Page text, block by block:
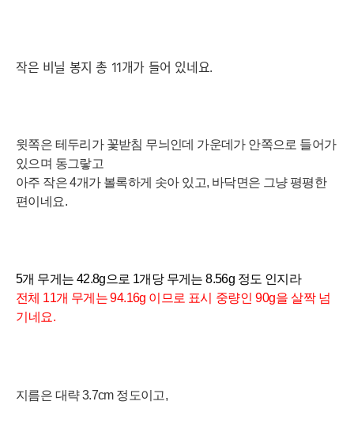
작은 비닐 봉지 총 11개가 들어 있네요.
윗쪽은 테두리가 꽃받침 무늬인데 가운데가 안쪽으로 들어가
있으며 동그랗고
아주 작은 4개가 볼록하게 솟아 있고, 바닥면은 그냥 평평한
편이네요.
5개 무게는 42.8g으로 1개당 무게는 8.56g 정도 인지라
전체 11개 무게는 94.16g 이므로 표시 중량인 90g을 살짝 넘
기네요.
지름은 대략 3.7cm 정도이고,